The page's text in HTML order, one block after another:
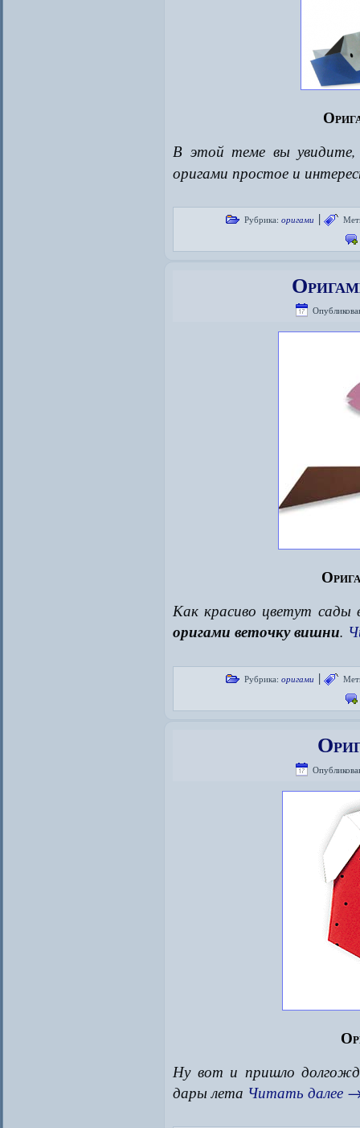
В этой теме вы
оригами простое и
Рубрика: оригами |
Как красиво цветут сады
оригами веточку вишни.
Рубрика: оригами |
Ну вот и пришло
дары лета Читать далее